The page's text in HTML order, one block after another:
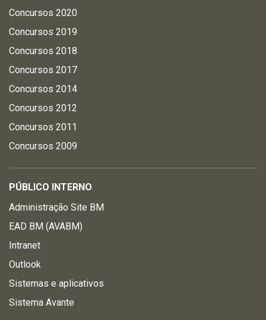
Concursos 2020
Concursos 2019
Concursos 2018
Concursos 2017
Concursos 2014
Concursos 2012
Concursos 2011
Concursos 2009
PÚBLICO INTERNO
Administração Site BM
EAD BM (AVABM)
Intranet
Outlook
Sistemas e aplicativos
Sistema Avante